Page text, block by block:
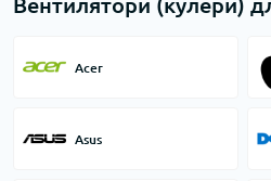
Acer
Asus